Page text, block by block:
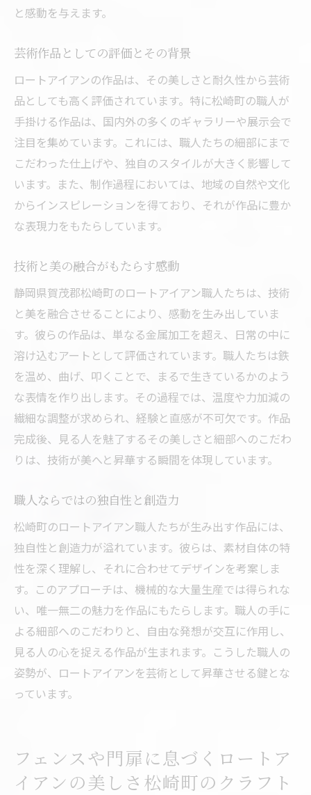
と感動を与えます。
芸術作品としての評価とその背景
ロートアイアンの作品は、その美しさと耐久性から芸術
品としても高く評価されています。特に松崎町の職人が
手掛ける作品は、国内外の多くのギャラリーや展示会で
注目を集めています。これには、職人たちの細部にまで
こだわった仕上げや、独自のスタイルが大きく影響して
います。また、制作過程においては、地域の自然や文化
からインスピレーションを得ており、それが作品に豊か
な表現力をもたらしています。
技術と美の融合がもたらす感動
静岡県賀茂郡松崎町のロートアイアン職人たちは、技術
と美を融合させることにより、感動を生み出していま
す。彼らの作品は、単なる金属加工を超え、日常の中に
溶け込むアートとして評価されています。職人たちは鉄
を温め、曲げ、叩くことで、まるで生きているかのよう
な表情を作り出します。その過程では、温度や力加減の
繊細な調整が求められ、経験と直感が不可欠です。作品
完成後、見る人を魅了するその美しさと細部へのこだわ
りは、技術が美へと昇華する瞬間を体現しています。
職人ならではの独自性と創造力
松崎町のロートアイアン職人たちが生み出す作品には、
独自性と創造力が溢れています。彼らは、素材自体の特
性を深く理解し、それに合わせてデザインを考案しま
す。このアプローチは、機械的な大量生産では得られな
い、唯一無二の魅力を作品にもたらします。職人の手に
よる細部へのこだわりと、自由な発想が交互に作用し、
見る人の心を捉える作品が生まれます。こうした職人の
姿勢が、ロートアイアンを芸術として昇華させる鍵とな
っています。
フェンスや門扉に息づくロートア
イアンの美しさ松崎町のクラフト